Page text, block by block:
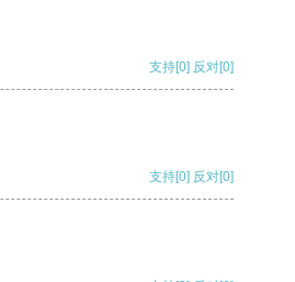
支持[0] 反对[0]
支持[0] 反对[0]